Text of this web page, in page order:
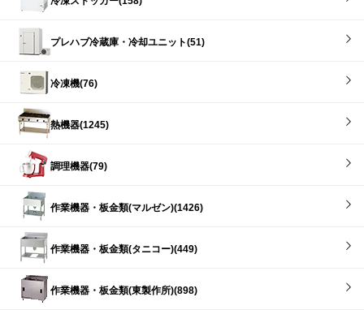
プレハブ冷蔵庫・冷却ユニット(51)
冷凍機(76)
熱機器(1245)
調理機器(79)
作業機器・板金類(マルゼン)(1426)
作業機器・板金類(タニコー)(449)
作業機器・板金類(東製作所)(898)